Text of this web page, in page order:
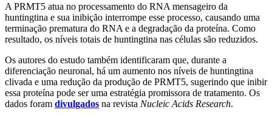
A PRMT5 atua no processamento do RNA mensageiro da
huntingtina e sua inibição interrompe esse processo, causando uma
terminação prematura do RNA e a degradação da proteína. Como
resultado, os níveis totais de huntingtina nas células são reduzidos.
Os autores do estudo também identificaram que, durante a
diferenciação neuronal, há um aumento nos níveis de huntingtina
clivada e uma redução da produção de PRMT5, sugerindo que inibir
essa proteína pode ser uma estratégia promissora de tratamento. Os
dados foram divulgados na revista Nucleic Acids Research.